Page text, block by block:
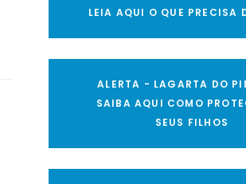
LEIA AQUI O QUE PRECISA
ALERTA - LAGARTA DO
SAIBA AQUI COMO
SEUS FILHOS